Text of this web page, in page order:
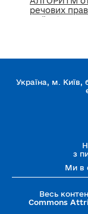
речових
майно)
декларування)
Методичні
Україна, м. Київ,
з
Ми в
Весь
Commons